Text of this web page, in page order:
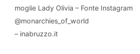
moglie Lady Olivia – Fonte Instagram
@monarchies_of_world
– inabruzzo.it